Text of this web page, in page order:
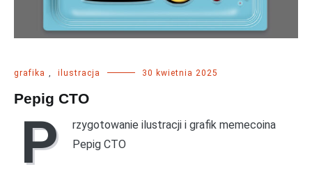
grafika ilustracja 30 kwietnia 2025
Pepig CTO
P
rzygotowanie ilustracji i grafik memecoina
Pepig CTO